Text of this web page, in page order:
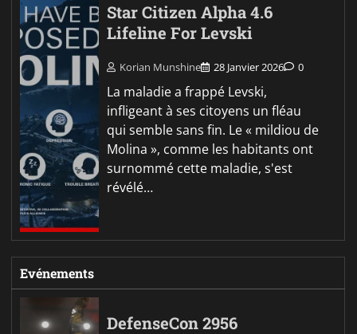
Star Citizen Alpha 4.6
Lifeline For Levski
Korian Munshine 28 Janvier 2026 0
La maladie a frappé Levski,
infligeant à ses citoyens un fléau
qui semble sans fin. Le « mildiou de
Molina », comme les habitants ont
surnommé cette maladie, s'est
révélé…
Evénements
DefenseCon 2956